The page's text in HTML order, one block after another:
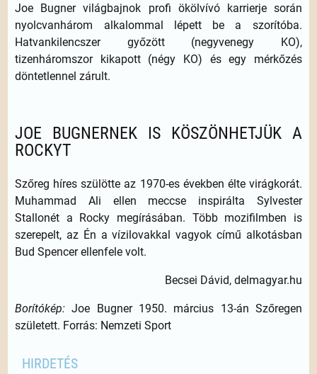
Joe Bugner világbajnok profi ökölvívó karrierje során
nyolcvanhárom alkalommal lépett be a szorítóba.
Hatvankilencszer győzött (negyvenegy KO),
tizenháromszor kikapott (négy KO) és egy mérkőzés
döntetlennel zárult.
JOE BUGNERNEK IS KÖSZÖNHETJÜK A
ROCKYT
Szőreg híres szülötte az 1970-es években élte virágkorát.
Muhammad Ali ellen meccse inspirálta Sylvester
Stallonét a Rocky megírásában. Több mozifilmben is
szerepelt, az Én a vízilovakkal vagyok című alkotásban
Bud Spencer ellenfele volt.
Becsei Dávid, delmagyar.hu
Borítókép: Joe Bugner 1950. március 13-án Szőregen
született. Forrás: Nemzeti Sport
HIRDETÉS